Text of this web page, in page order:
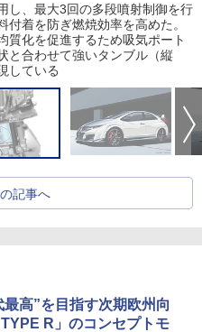
し、最大3回の多段噴射制御を行
着を防ぎ燃焼効率を高めた。
質化を促進するため吸気ポート
と合わせて強いタンブル（縦
している
記事へ
高”を目指す次期欧州向
R」のコンセプトモ